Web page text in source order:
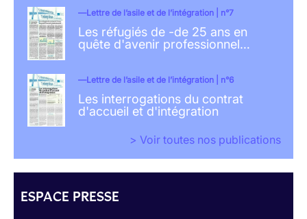
Lettre de l’asile et de l’intégration | n°7
Les réfugiés de -de 25 ans en
quête d'avenir professionnel…
Lettre de l’asile et de l’intégration | n°6
Les interrogations du contrat
d'accueil et d'intégration
> Voir toutes nos publications
ESPACE PRESSE